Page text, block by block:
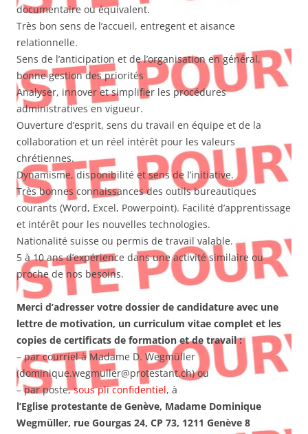
documentaire ou équivalent.
Très bon sens de l’accueil, entregent et aisance
relationnelle.
Sens de l’anticipation et de l’organisation en général,
bonne gestion des priorités
Analyser, innover et simplifier les procédures
administratives en vigueur.
Ouverture d’esprit, sens du travail en équipe et de la
collaboration et un réel intérêt pour les valeurs
chrétiennes.
Dynamisme, disponibilité et sens de l’initiative.
Très bonnes connaissances des outils bureautiques
courants (Word, Excel, Powerpoint). Facilité d’apprentissage
et intérêt pour les nouvelles technologies.
Nationalité suisse ou permis de travail valable.
5 à 10 ans d’expérience dans une activité similaire ou
proche de nos besoins.
Merci d’adresser votre dossier de candidature avec une
lettre de motivation, un curriculum vitae complet et les
copies de certificats de formation et de travail :
– par courriel à Madame D. Wegmüller
(dominique.wegmuller@protestant.ch) ou
– par poste,sous pli confidentiel, à
l’Eglise protestante de Genève, Madame Dominique
Wegmüller, rue Gourgas 24, CP 73, 1211 Genève 8